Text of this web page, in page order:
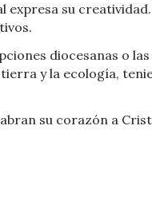
su
diocesanas o las
y la ecología,
su corazón a